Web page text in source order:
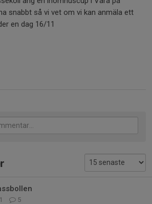
snabbt så vi vet om vi kan anmäla ett
en dag 16/11
5